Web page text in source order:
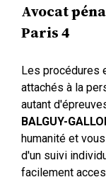
Avocat
Paris 4
Les procédures
attachés à la
autant
BALGUY-
humanité et
d'un suivi
facilement